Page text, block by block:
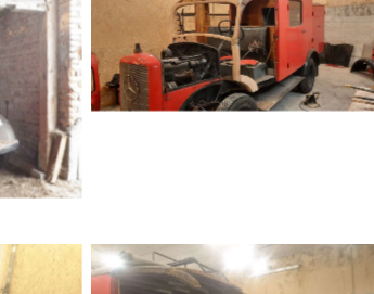
Rotes Oldtimer-
Feuerwehrfahrzeug der FF
Maishofen bei
Restaurierungsarbeiten in der
Werkstatt